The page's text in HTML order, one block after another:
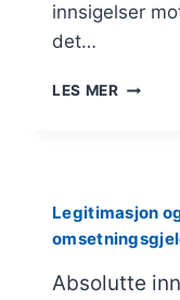
innsigelser
det…
LES MERKREATIV
Legitimasjon
Absolutte